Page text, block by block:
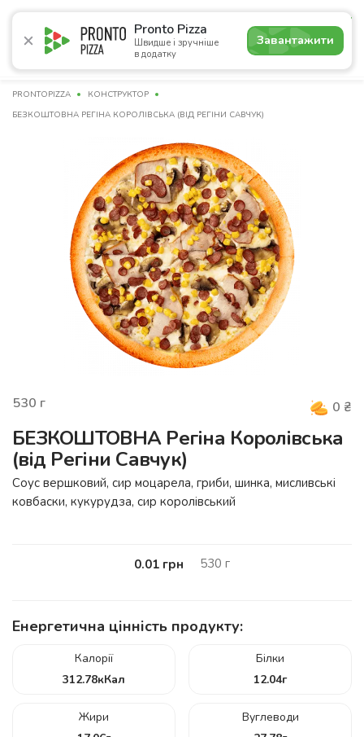
Pronto Pizza
Швидше і зручніше
в додатку
Завантажити
4.7
Акції Піца Суші Сети Бургери Комбо
PRONTOPIZZA
КОНСТРУКТОР
БЕЗКОШТОВНА РЕГІНА КОРОЛІВСЬКА (ВІД РЕГІНИ САВЧУК)
530 г 0 ₴
БЕЗКОШТОВНА Регіна Королівська
(від Регіни Савчук)
Cоус вершковий, сир моцарела, гриби, шинка, мисливські
ковбаски, кукурудза, сир королівський
0.01 грн 530 г
Енергетична цінність продукту:
Калорії
312.78кКал
Білки
12.04г
Жири
Вуглеводи